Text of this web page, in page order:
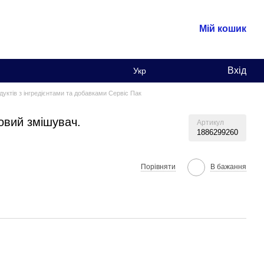
Мій кошик
Укр Вхід
з інгредієнтами та добавками Сервіс Пак
змішувач. Артикул
1886299260
Порівняти В бажання